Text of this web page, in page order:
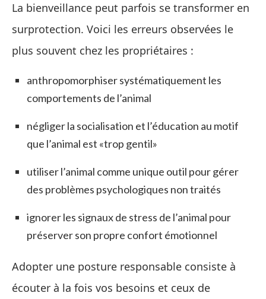
La bienveillance peut parfois se transformer en
surprotection. Voici les erreurs observées le
plus souvent chez les propriétaires :
anthropomorphiser systématiquement les
comportements de l’animal
négliger la socialisation et l’éducation au motif
que l’animal est «trop gentil»
utiliser l’animal comme unique outil pour gérer
des problèmes psychologiques non traités
ignorer les signaux de stress de l’animal pour
préserver son propre confort émotionnel
Adopter une posture responsable consiste à
écouter à la fois vos besoins et ceux de